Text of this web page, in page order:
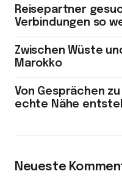
Reisepartner
Verbindungen so
Zwischen Wüste
Marokko
Von Gesprächen
echte Nähe
Neueste